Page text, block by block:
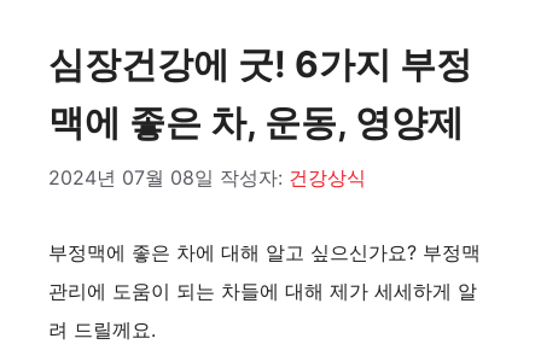
심장건강에 굿! 6가지 부정
맥에 좋은 차, 운동, 영양제
2024년 07월 08일 작성자: 건강상식
부정맥에 좋은 차에 대해 알고 싶으신가요? 부정맥
관리에 도움이 되는 차들에 대해 제가 세세하게 알
려 드릴께요.